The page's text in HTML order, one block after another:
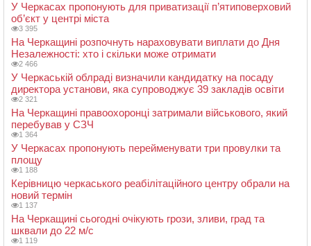
У Черкасах пропонують для приватизації п’ятиповерховий
об’єкт у центрі міста
3 395
На Черкащині розпочнуть нараховувати виплати до Дня
Незалежності: хто і скільки може отримати
2 466
У Черкаській облраді визначили кандидатку на посаду
директора установи, яка супроводжує 39 закладів освіти
2 321
На Черкащині правоохоронці затримали військового, який
перебував у СЗЧ
1 364
У Черкасах пропонують перейменувати три провулки та
площу
1 188
Керівницю черкаського реабілітаційного центру обрали на
новий термін
1 137
На Черкащині сьогодні очікують грози, зливи, град та
шквали до 22 м/с
1 119